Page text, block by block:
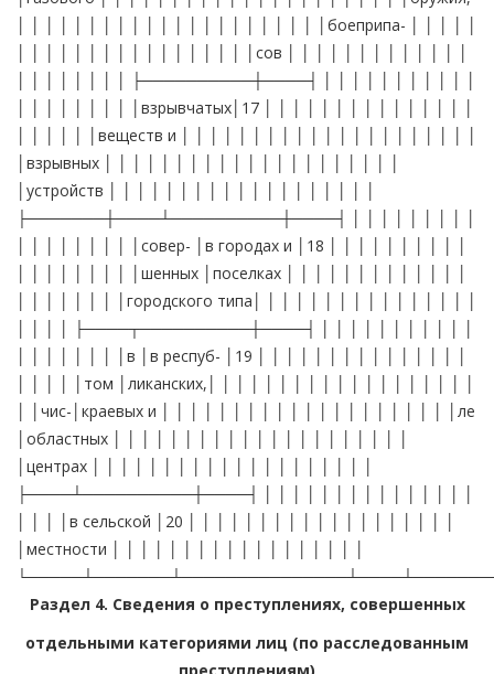
Раздел 4. Сведения о преступлениях, совершенных
отдельными категориями лиц (по расследованным